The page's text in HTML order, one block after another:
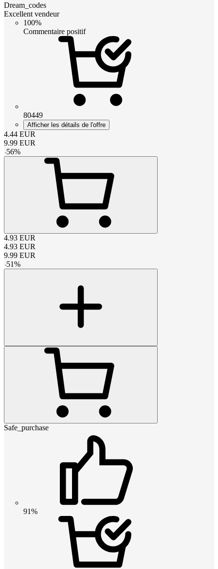
Dream_codes
Excellent vendeur
100%
Commentaire positif
80449
Afficher les détails de l'offre
4.44 EUR
9.99 EUR
-56%
4.93 EUR
4.93 EUR
9.99 EUR
-51%
Safe_purchase
91%